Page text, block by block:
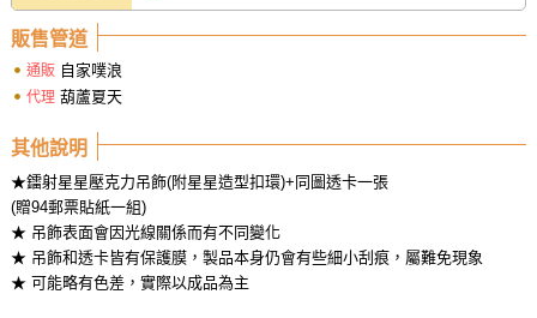
販售管道
通販自家噗浪
代理葫蘆夏天
其他說明
★鐳射星星壓克力吊飾(附星星造型扣環)+同圖透卡一張
(贈94郵票貼紙一組)
★ 吊飾表面會因光線關係而有不同變化
★ 吊飾和透卡皆有保護膜，製品本身仍會有些細小刮痕，屬難免現象
★ 可能略有色差，實際以成品為主